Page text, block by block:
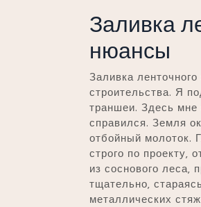
Заливка
нюансы
Заливка
строительства. Я
траншеи. Здесь мне
справился. Земля
отбойный молоток.
строго по проекту‚
из соснового
тщательно‚
металлических